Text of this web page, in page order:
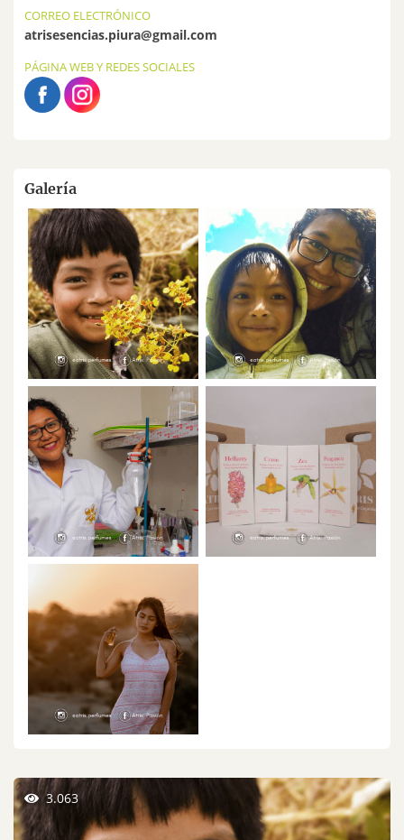
CORREO ELECTRÓNICO
atrisesencias.piura@gmail.com
PÁGINA WEB Y REDES SOCIALES
Galería
3.063